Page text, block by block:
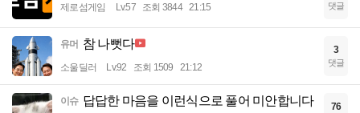
제로섬게임 Lv.57 조회 3844 21:15 댓글
유머 참 나뻣다
소울딜러 Lv.92 조회 1509 21:12
3
댓글
이슈 답답한 마음을 이런식으로 풀어 미안합니다 76